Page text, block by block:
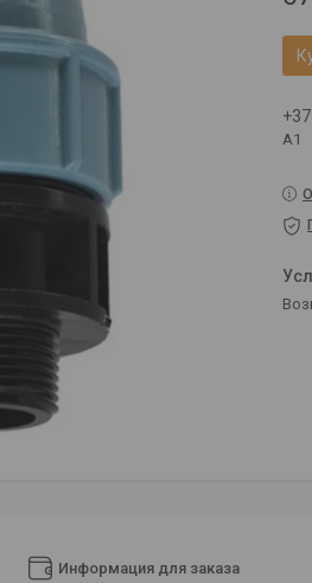
A1
Информация для заказа